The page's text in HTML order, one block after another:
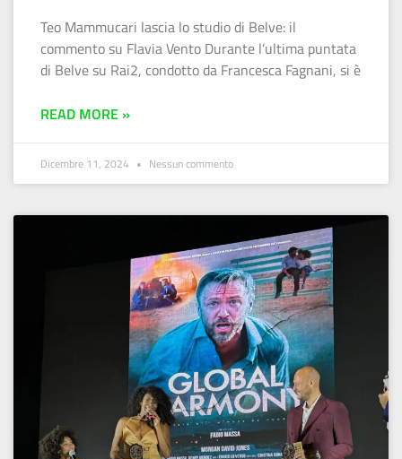
Teo Mammucari lascia lo studio di Belve: il
commento su Flavia Vento Durante l’ultima puntata
di Belve su Rai2, condotto da Francesca Fagnani, si è
READ MORE »
Dicembre 11, 2024 Nessun commento